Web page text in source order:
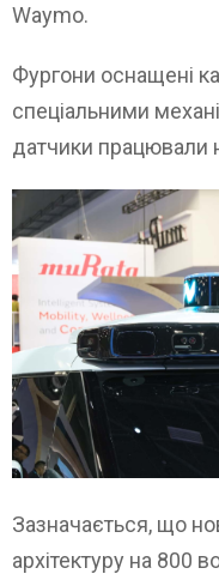
Waymo.
Фургони оснащені
спеціальними
датчики
Зазначається, що
архітектуру на 800